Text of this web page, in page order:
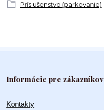
Príslušenstvo (parkovanie)
Informácie pre zákazníkov
Kontakty